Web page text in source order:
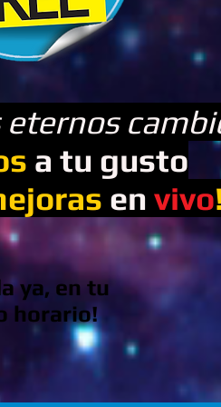
a tu gusto
en vivo
ya, en tu
horario!